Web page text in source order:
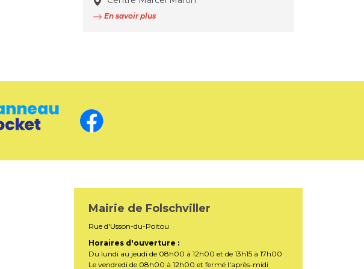
En savoir plus
Mairie de Folschviller
Rue d'Usson-du-Poitou
Horaires d'ouverture :
Du lundi au jeudi de 08h00 à 12h00 et de 13h15 à 17h00
Le vendredi de 08h00 à 12h00 et fermé l'après-midi